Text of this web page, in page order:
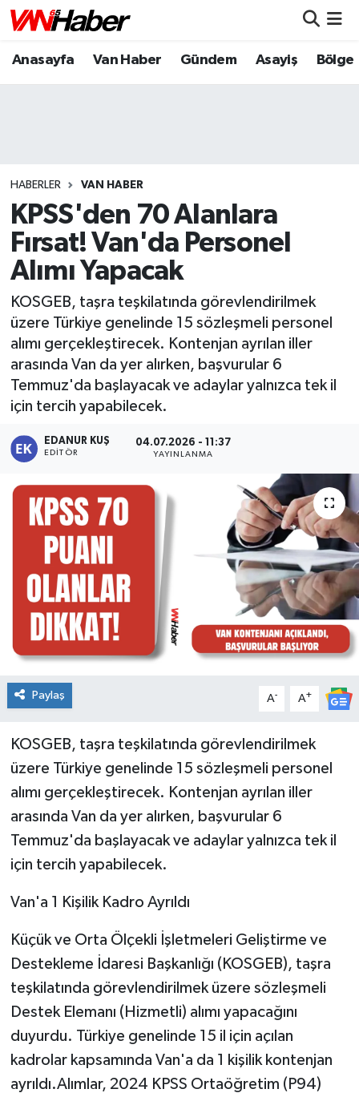
Anasayfa Van Haber Gündem Asayiş Bölge
HABERLER VAN HABER
KPSS'den 70 Alanlara
Fırsat! Van'da Personel
Alımı Yapacak
KOSGEB, taşra teşkilatında görevlendirilmek
üzere Türkiye genelinde 15 sözleşmeli personel
alımı gerçekleştirecek. Kontenjan ayrılan iller
arasında Van da yer alırken, başvurular 6
Temmuz'da başlayacak ve adaylar yalnızca tek il
için tercih yapabilecek.
EDANUR KUŞ
EDITÖR
04.07.2026 - 11:37
YAYINLANMA
Paylaş A- A+
KOSGEB, taşra teşkilatında görevlendirilmek
üzere Türkiye genelinde 15 sözleşmeli personel
alımı gerçekleştirecek. Kontenjan ayrılan iller
arasında Van da yer alırken, başvurular 6
Temmuz'da başlayacak ve adaylar yalnızca tek il
için tercih yapabilecek.
Van'a 1 Kişilik Kadro Ayrıldı
Küçük ve Orta Ölçekli İşletmeleri Geliştirme ve
Destekleme İdaresi Başkanlığı (KOSGEB), taşra
teşkilatında görevlendirilmek üzere sözleşmeli
Destek Elemanı (Hizmetli) alımı yapacağını
duyurdu. Türkiye genelinde 15 il için açılan
kadrolar kapsamında Van'a da 1 kişilik kontenjan
ayrıldı.Alımlar, 2024 KPSS Ortaöğretim (P94)
Nöbetçi Eczaneler
Puan Durumu ve Fikstür
Tüm Manşetler
Son Dakika Haberleri
Haber Arşivi